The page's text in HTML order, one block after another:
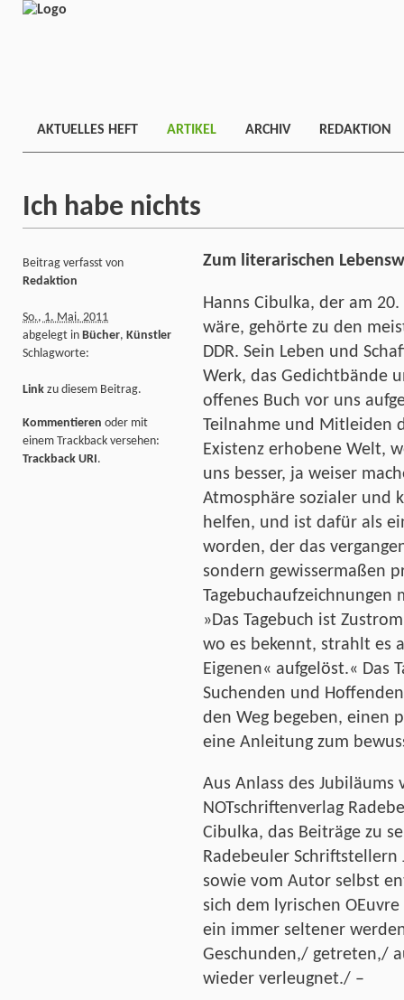
AKTUELLES HEFT ARTIKEL ARCHIV REDAKTION
Ich habe nichts
Zum literarischen
Hanns Cibulka, der am
wäre, gehörte zu den
DDR. Sein Leben und
Werk, das Gedichtbände
offenes Buch vor uns
Teilnahme und Mitleiden
Existenz erhobene Welt,
uns besser, ja weiser
Atmosphäre so­zialer und
helfen, und ist dafür als
worden, der das
sondern gewissermaßen
»Das Tagebuch ist
wo es bekennt, strahlt es
Eigenen« aufgelöst.« Das
Suchenden und
den Weg begeben, einen
eine Anleitung zum
Aus Anlass des
NOTschriftenverlag
Cibulka, das Beiträge zu
Radebeuler Schriftstellern
sowie vom Autor selbst
sich dem lyrischen
ein immer seltener
Geschunden,/ getreten,/
wieder verleugnet./ –
Beitrag verfasst von
Redaktion
So., 1. Mai. 2011
abgelegt in Bücher, Künstler
Schlagworte:
Link zu diesem Beitrag.
Kommentieren oder mit
einem Trackback versehen:
Trackback URI.